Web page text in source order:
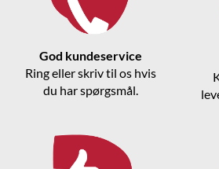
God kundeservice
Ring eller skriv til os hvis
du har spørgsmål.